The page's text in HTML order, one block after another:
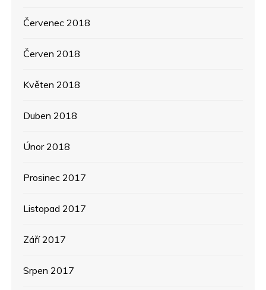
Červenec 2018
Červen 2018
Květen 2018
Duben 2018
Únor 2018
Prosinec 2017
Listopad 2017
Září 2017
Srpen 2017